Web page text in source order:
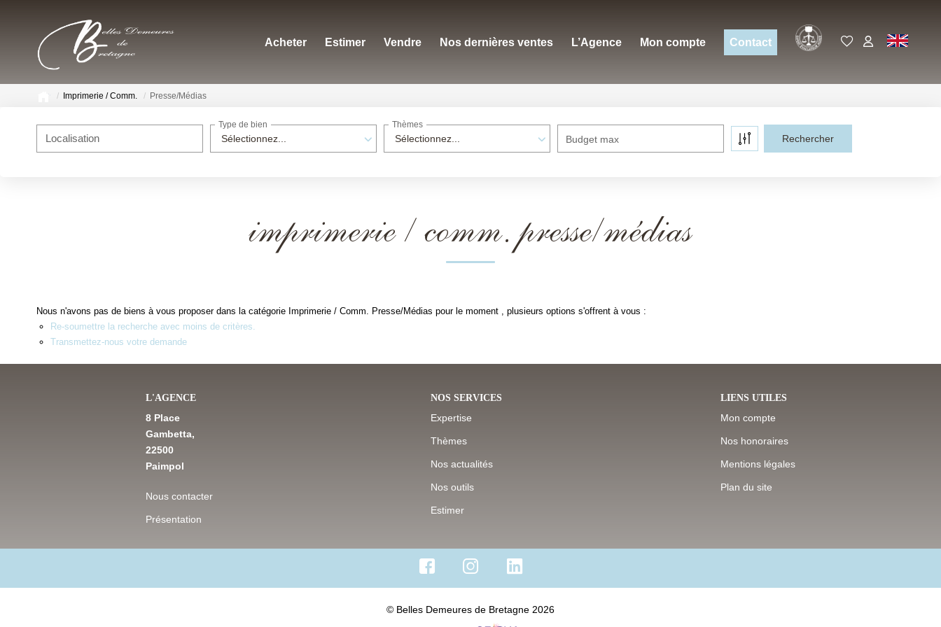
Acheter Estimer Vendre Nos dernières ventes L’Agence Mon compte Contact EN
Imprimerie / Comm. Presse/Médias
Localisation Sélectionnez...
Type de bien
Sélectionnez...
Thèmes
Budget max
imprimerie / comm. presse/médias
Nous n'avons pas de biens à vous proposer dans la catégorie Imprimerie / Comm. Presse/Médias pour le moment , plusieurs options s'offrent à vous :
Re-soumettre la recherche avec moins de critères.
Transmettez-nous votre demande
L'AGENCE
8 Place
Gambetta,
22500
Paimpol
Nous contacter
Présentation
NOS SERVICES
Expertise
Thèmes
Nos actualités
Nos outils
Estimer
LIENS UTILES
Mon compte
Nos honoraires
Mentions légales
Plan du site
© Belles Demeures de Bretagne 2026